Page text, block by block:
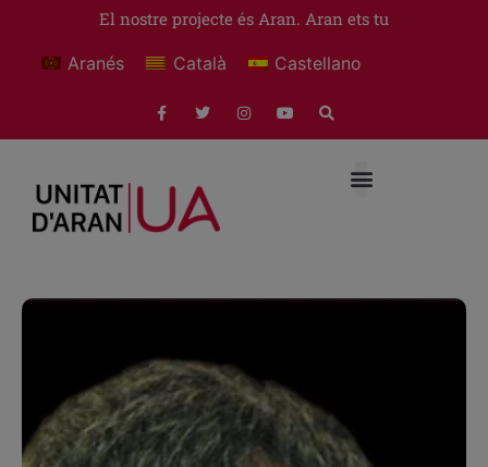
El nostre projecte és Aran. Aran ets tu
Aranés Català Castellano